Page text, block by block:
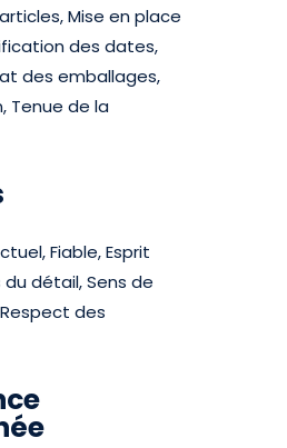
Mise en place
des dates,
des emballages,
Tenue de la
Fiable, Esprit
détail, Sens de
des